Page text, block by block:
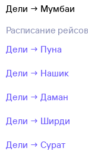
Дели → Мумбаи
Расписание
Дели → Пуна
Дели → Нашик
Дели → Даман
Дели → Ширди
Дели → Сурат